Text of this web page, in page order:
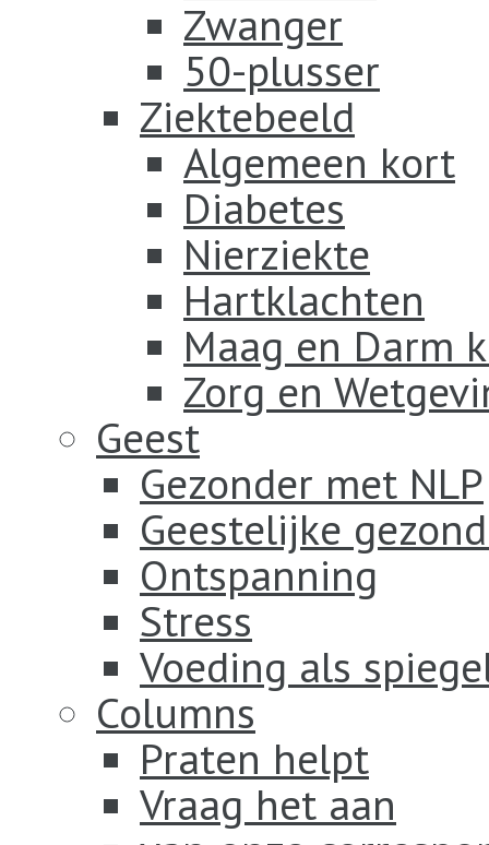
Zwanger
50-plusser
Ziektebeeld
Algemeen kort
Diabetes
Nierziekte
Hartklachten
Maag en Darm
Zorg en
Geest
Gezonder met NLP
Geestelijke
Ontspanning
Stress
Voeding als
Columns
Praten helpt
Vraag het aan